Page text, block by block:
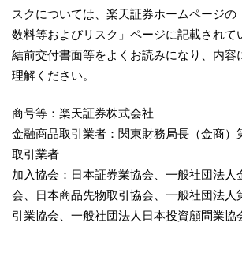
スクについては、楽天証券ホームページの
数料等およびリスク」ページに記載されて
結前交付書面等をよくお読みになり、内容
理解ください。
商号等：楽天証券株式会社
金融商品取引業者：関東財務局長（金商）
取引業者
加入協会：日本証券業協会、一般社団法人
会、日本商品先物取引協会、一般社団法人
引業協会、一般社団法人日本投資顧問業協